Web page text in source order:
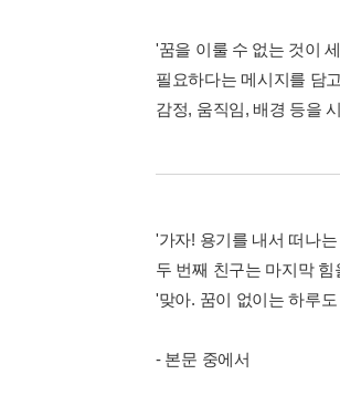
'꿈을 이룰 수 없는 것이
필요하다는 메시지를 담
감정, 움직임, 배경 등을
'가자! 용기를 내서 떠나
두 번째 친구는 마지막
'맞아. 꿈이 없이는 하루
- 본문 중에서